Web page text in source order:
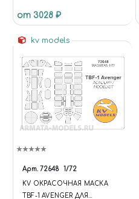
CAMEL (1:48)
от 3028 ₽
kv models
Арт. 72648 1/72
KV ОКРАСОЧНАЯ МАСКА
TBF-1 AVENGER ДЛЯ